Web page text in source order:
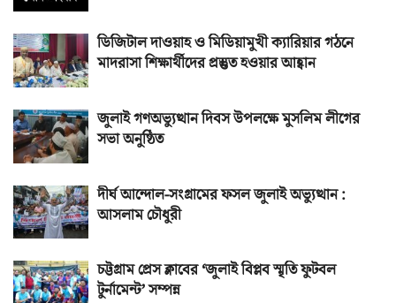
ডিজিটাল দাওয়াহ ও মিডিয়ামুখী ক্যারিয়ার গঠনে
মাদরাসা শিক্ষার্থীদের প্রস্তুত হওয়ার আহ্বান
জুলাই গণঅভ্যুত্থান দিবস উপলক্ষে মুসলিম লীগের
সভা অনুষ্ঠিত
দীর্ঘ আন্দোল-সংগ্রামের ফসল জুলাই অভ্যুত্থান :
আসলাম চৌধুরী
চট্টগ্রাম প্রেস ক্লাবের ‘জুলাই বিপ্লব স্মৃতি ফুটবল
টুর্নামেন্ট’ সম্পন্ন